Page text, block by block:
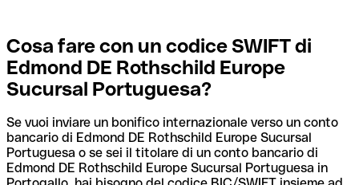
Cosa fare con un codice SWIFT di
Edmond DE Rothschild Europe
Sucursal Portuguesa?
Se vuoi inviare un bonifico internazionale verso un conto
bancario di Edmond DE Rothschild Europe Sucursal
Portuguesa o se sei il titolare di un conto bancario di
Edmond DE Rothschild Europe Sucursal Portuguesa in